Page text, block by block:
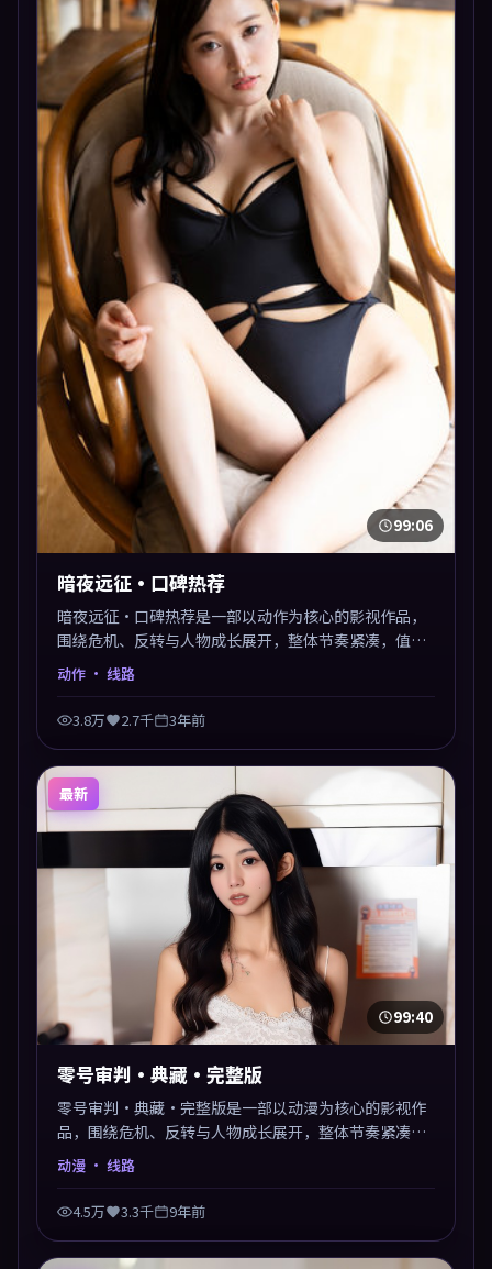
99:06
暗夜远征·口碑热荐
暗夜远征·口碑热荐是一部以动作为核心的影视作品，
围绕危机、反转与人物成长展开，整体节奏紧凑，值得
推荐观看。
动作 · 线路
3.8万 2.7千 3年前
最新
99:40
零号审判·典藏·完整版
零号审判·典藏·完整版是一部以动漫为核心的影视作
品，围绕危机、反转与人物成长展开，整体节奏紧凑，
值得推荐观看。
动漫 · 线路
4.5万 3.3千 9年前